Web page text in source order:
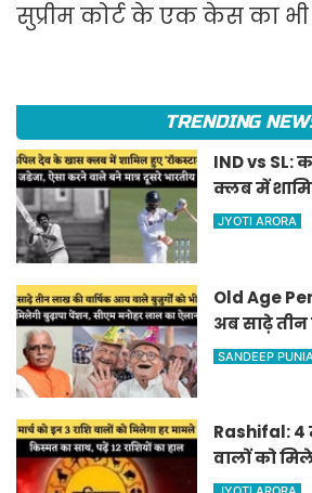
सुप्रीम कोर्ट के एक केस का भी
TRENDING
IND vs SL:
क्लब में
जडेजा, ऐसा
JYOTI ARORA
Old Age
अब साढ़े
वाले बुजुर्गों
SANDEEP
Rashifal: 4
वालों को
किस्मत का